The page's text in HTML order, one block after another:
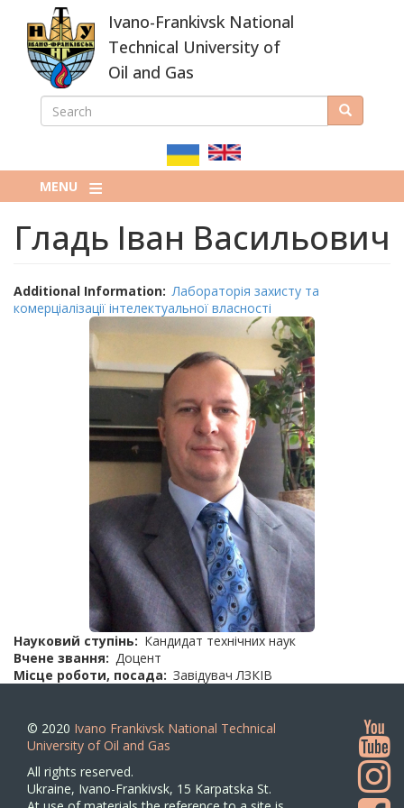
main
content
Ivano-Frankivsk National
Technical University of
Oil and Gas
ПОШУКОВА
SEARCH Search
MENU
Гладь Іван Васильович
Additional Information Лабораторія захисту та
комерціалізації інтелектуальної власності
Науковий ступінь
Кандидат технічних наук
Вчене звання
Доцент
Місце роботи, посада
Завідувач ЛЗКІВ
© 2020 Ivano Frankivsk National Technical
University of Oil and Gas
All rights reserved.
Ukraine, Ivano-Frankivsk, 15 Karpatska St.